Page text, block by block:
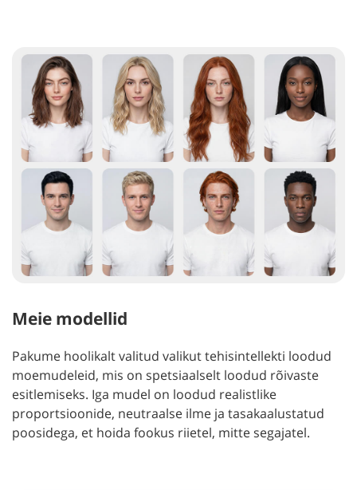
Meie modellid
Pakume hoolikalt valitud valikut tehisintellekti loodud
moemudeleid, mis on spetsiaalselt loodud rõivaste
esitlemiseks. Iga mudel on loodud realistlike
proportsioonide, neutraalse ilme ja tasakaalustatud
poosidega, et hoida fookus riietel, mitte segajatel.